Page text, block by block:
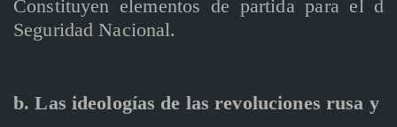
Constituyen elementos de partida para el
Seguridad Nacional.
b. Las ideologías de las revoluciones rusa y